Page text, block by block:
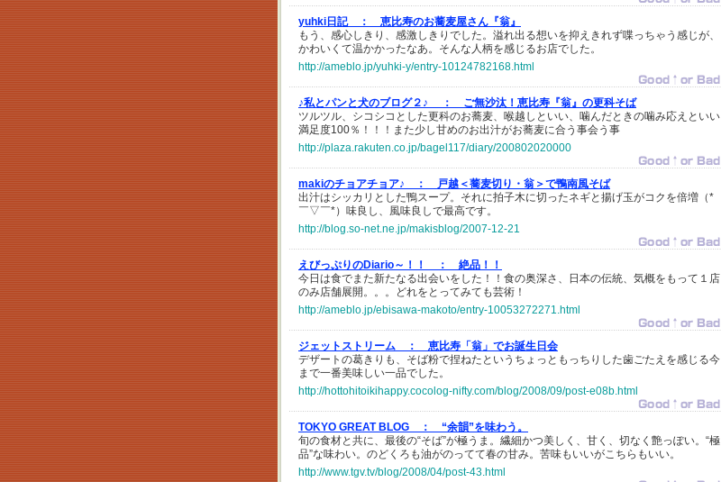
yuhki日記 ：
恵比寿のお蕎麦屋さん『翁』
もう、感心しきり、感激しきりでした。溢れ出る想いを抑えきれず喋っちゃう感じが、
かわいくて温かかったなあ。そんな人柄を感じるお店でした。
http://ameblo.jp/yuhki-y/entry-10124782168.html
♪私とパンと犬のブログ２♪ ：
ご無沙汰！恵比寿『翁』の更科そば
ツルツル、シコシコとした更科のお蕎麦、喉越しといい、噛んだときの噛み応えといい
満足度100％！！！また少し甘めのお出汁がお蕎麦に合う事会う事
http://plaza.rakuten.co.jp/bagel117/diary/200802020000
makiのチョアチョア♪ ：
戸越＜蕎麦切り・翁＞で鴨南風そば
出汁はシッカリとした鴨スープ。それに拍子木に切ったネギと揚げ玉がコクを倍増（*
￣▽￣*）味良し、風味良しで最高です。
http://blog.so-net.ne.jp/makisblog/2007-12-21
えびっぷりのDiario～！！ ：
絶品！！
今日は食でまた新たなる出会いをした！！食の奥深さ、日本の伝統、気概をもって１店
のみ店舗展開。。。どれをとってみても芸術！
http://ameblo.jp/ebisawa-makoto/entry-10053272271.html
ジェットストリーム ：
恵比寿「翁」でお誕生日会
デザートの葛きりも、そば粉で捏ねたというちょっともっちりした歯ごたえを感じる今
まで一番美味しい一品でした。
http://hottohitoikihappy.cocolog-nifty.com/blog/2008/09/post-e08b.html
TOKYO GREAT BLOG ：
“余韻”を味わう。
旬の食材と共に、最後の“そば”が極うま。繊細かつ美しく、甘く、切なく艶っぽい。“極
品”な味わい。のどくろも油がのってて春の甘み。苦味もいいがこちらもいい。
http://www.tgv.tv/blog/2008/04/post-43.html